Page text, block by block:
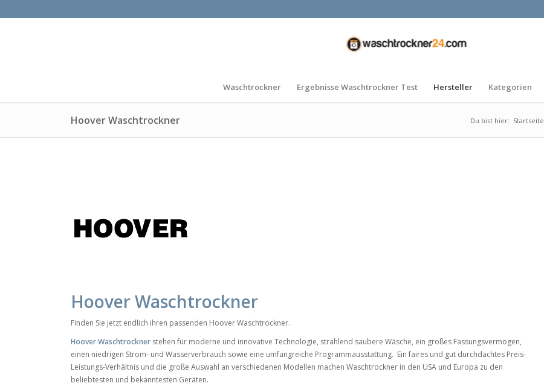
Waschtrockner Ergebnisse Waschtrockner Test Hersteller Kategorien
Hoover Waschtrockner Du bist hier: Startseite
Hoover Waschtrockner
Finden Sie jetzt endlich ihren passenden Hoover Waschtrockner.
Hoover Waschtrockner stehen für moderne und innovative Technologie, strahlend saubere Wäsche, ein großes Fassungsvermögen,
einen niedrigen Strom- und Wasserverbrauch sowie eine umfangreiche Programmausstattung. Ein faires und gut durchdachtes Preis-
Leistungs-Verhältnis und die große Auswahl an verschiedenen Modellen machen Waschtrockner in den USA und Europa zu den
beliebtesten und bekanntesten Geräten.